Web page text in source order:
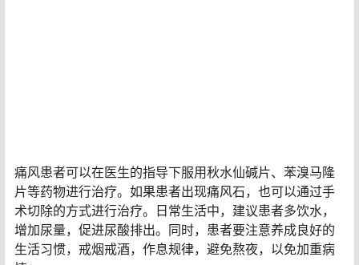
痛风患者可以在医生的指导下服用秋水仙碱片、苯溴马隆
片等药物进行治疗。如果患者出现痛风石，也可以通过手
术切除的方式进行治疗。日常生活中，建议患者多饮水，
增加尿量，促进尿酸排出。同时，患者要注意养成良好的
生活习惯，戒烟戒酒，作息规律，避免熬夜，以免加重病